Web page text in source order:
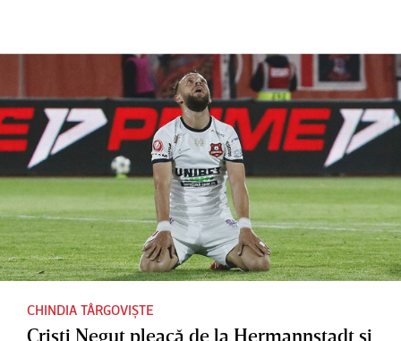
în Liga 2
formă de
împrumu
t un
jucător
de la
Universit
atea
Craiova
revenit la
fosta
echipă
CHINDIA TÂRGOVIȘTE
Cristi Neguţ pleacă de la Hermannstadt şi